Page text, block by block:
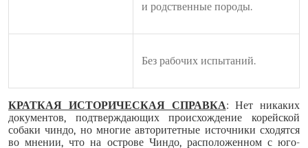
и родственные породы.
Без рабочих испытаний.
КРАТКАЯ ИСТОРИЧЕСКАЯ СПРАВКА: Нет никаких
документов, подтверждающих происхождение корейской
собаки чиндо, но многие авторитетные источники сходятся
во мнении, что на острове Чиндо, расположенном с юго-